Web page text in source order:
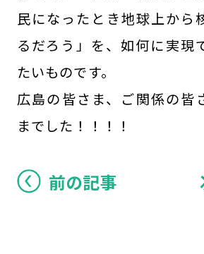
民になったとき地球上から
るだろう」を、如何に実現
たいものです。
広島の皆さま、ご関係の皆
までした！！！！
前の記事